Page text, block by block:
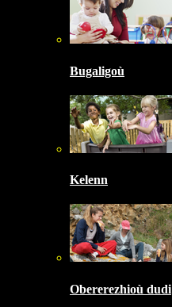
Bugaligoù
Kelenn
Obererezhioù dudi